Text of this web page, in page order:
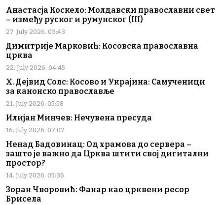
Анастасја Коскело: Молдавски православни свет
– између руског и румунског (III)
27. July 2026. 03:43
Димитрије Марковић: Косовска православна
црква
22. July 2026. 04:45
Х. Дејвид Солс: Косово и Украјина: Самученици
за канонско православље
21. July 2026. 05:58
Илијан Минчев: Нечувена пресуда
16. July 2026. 07:07
Ненад Бадовинац: Од храмова до сервера –
зашто је важно да Црква штити свој дигитални
простор?
14. July 2026. 05:36
Зоран Чворовић: Фанар као црквени ресор
Брисела